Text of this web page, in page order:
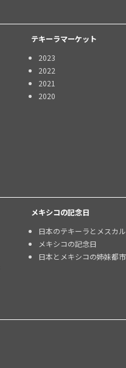
テキーラマーケット
2023
2022
2021
2020
メキシコの記念日
日本のテキーラとメスカ
メキシコの記念日
日本とメキシコの姉妹都市